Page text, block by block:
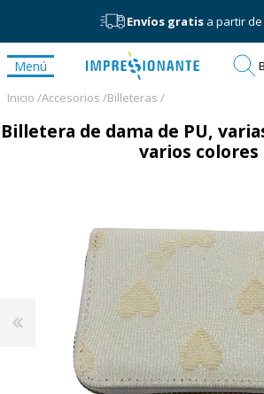
Envíos gratisa partir de
Menú
Inicio /Accesorios /Billeteras /
Billetera de dama de PU,
varios colores